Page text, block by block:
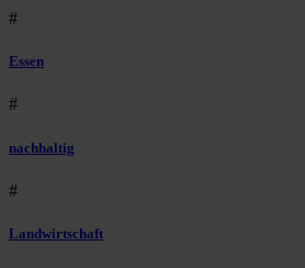
#
Essen
#
nachhaltig
#
Landwirtschaft